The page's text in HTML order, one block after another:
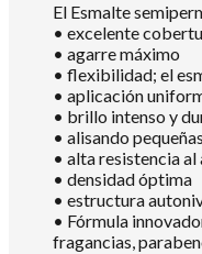
El Esmalte
• excelente
• agarre máximo
• flexibilidad; el
• aplicación
• brillo intenso y
• alisando
• alta resistencia
• densidad óptima
• estructura
• Fórmula
fragancias,